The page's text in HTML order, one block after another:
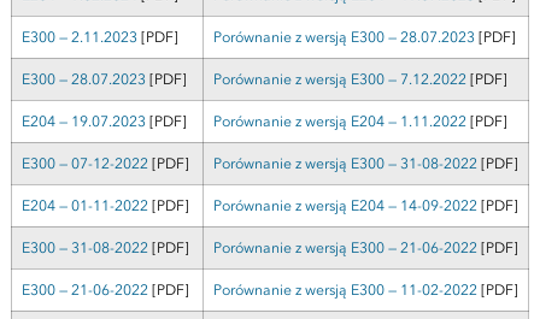
E300 — 2.11.2023 [PDF] Porównanie z wersją E300 — 28.07.2023 [PDF]
E300 — 28.07.2023 [PDF] Porównanie z wersją E300 — 7.12.2022 [PDF]
E204 — 19.07.2023 [PDF] Porównanie z wersją E204 — 1.11.2022 [PDF]
E300 — 07-12-2022 [PDF] Porównanie z wersją E300 — 31-08-2022 [PDF]
E204 — 01-11-2022 [PDF] Porównanie z wersją E204 — 14-09-2022 [PDF]
E300 — 31-08-2022 [PDF] Porównanie z wersją E300 — 21-06-2022 [PDF]
E300 — 21-06-2022 [PDF] Porównanie z wersją E300 — 11-02-2022 [PDF]